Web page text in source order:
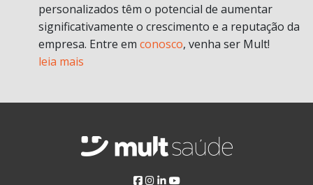
personalizados têm o potencial de aumentar
significativamente o crescimento e a reputação da
empresa. Entre em conosco, venha ser Mult!
leia mais